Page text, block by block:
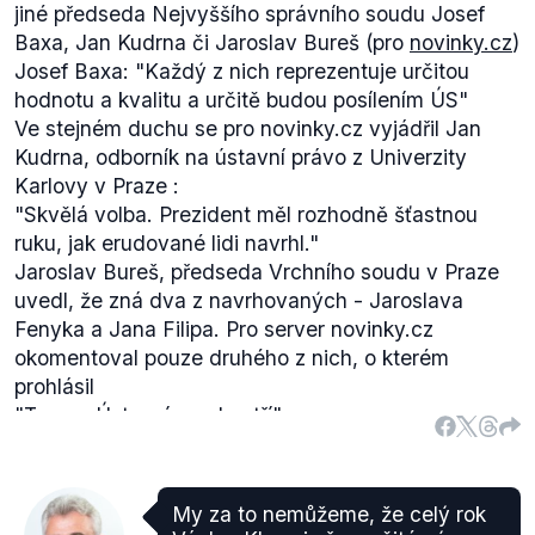
jiné předseda Nejvyššího správního soudu Josef
Baxa, Jan Kudrna či Jaroslav Bureš (pro novinky.cz)
Josef Baxa: "Každý z nich reprezentuje určitou
hodnotu a kvalitu a určitě budou posílením ÚS"
Ve stejném duchu se pro novinky.cz vyjádřil Jan
Kudrna, odborník na ústavní právo z Univerzity
Karlovy v Praze :
"Skvělá volba. Prezident měl rozhodně šťastnou
ruku, jak erudované lidi navrhl."
Jaroslav Bureš, předseda Vrchního soudu v Praze
uvedl, že zná dva z navrhovaných - Jaroslava
Fenyka a Jana Filipa. Pro server novinky.cz
okomentoval pouze druhého z nich, o kterém
prohlásil
"Ten na Ústavní soud patří".
Ná základě výše uvedených skutečností hodnotíme
My za to nemůžeme, že celý rok